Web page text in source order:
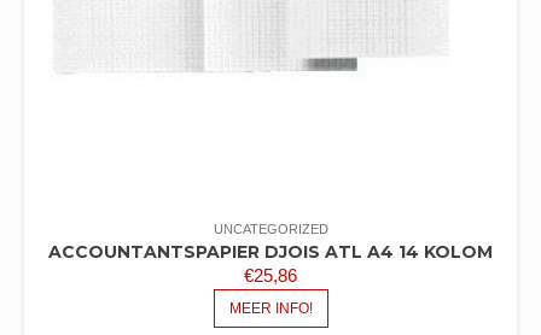
UNCATEGORIZED
ACCOUNTANTSPAPIER DJOIS ATL A4 14 KOLOM
€25,86
MEER INFO!